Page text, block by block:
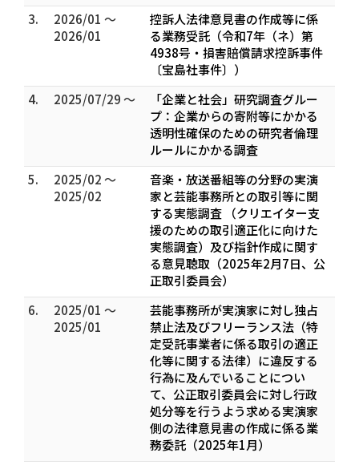
3.
2026/01 ～
2026/01
控訴人法律意見書の作成等に係
る業務受託（令和7年（ネ）第
4938号・損害賠償請求控訴事件
〔宝島社事件〕）
4.
2025/07/29 ～
「企業と社会」研究調査グルー
プ：企業からの寄附等にかかる
透明性確保のための研究者倫理
ルールにかかる調査
5.
2025/02 ～
2025/02
音楽・放送番組等の分野の実演
家と芸能事務所との取引等に関
する実態調査 （クリエイター支
援のための取引適正化に向けた
実態調査）及び指針作成に関す
る意見聴取（2025年2月7日、公
正取引委員会）
6.
2025/01 ～
2025/01
芸能事務所が実演家に対し独占
禁止法及びフリーランス法（特
定受託事業者に係る取引の適正
化等に関する法律）に違反する
行為に及んでいることについ
て、公正取引委員会に対し行政
処分等を行うよう求める実演家
側の法律意見書の作成に係る業
務委託（2025年1月）